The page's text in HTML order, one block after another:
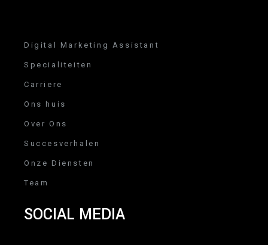
Digital Marketing Assistant
Specialiteiten
Carriere
Ons huis
Over Ons
Succesverhalen
Onze Diensten
Team
SOCIAL MEDIA